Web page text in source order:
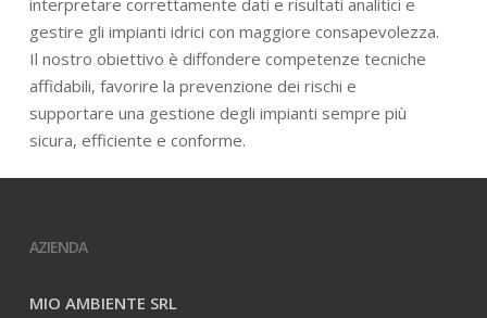
gestire gli impianti idrici con maggiore consapevolezza.
Il nostro obiettivo è diffondere competenze tecniche
affidabili, favorire la prevenzione dei rischi e
supportare una gestione degli impianti sempre più
sicura, efficiente e conforme.
AZIENDA
MIO AMBIENTE SRL